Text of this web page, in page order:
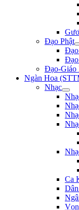
Đạo Phật
Đạo
Đạo-Giáo
Ngàn Hoa
Nhạc
Ca